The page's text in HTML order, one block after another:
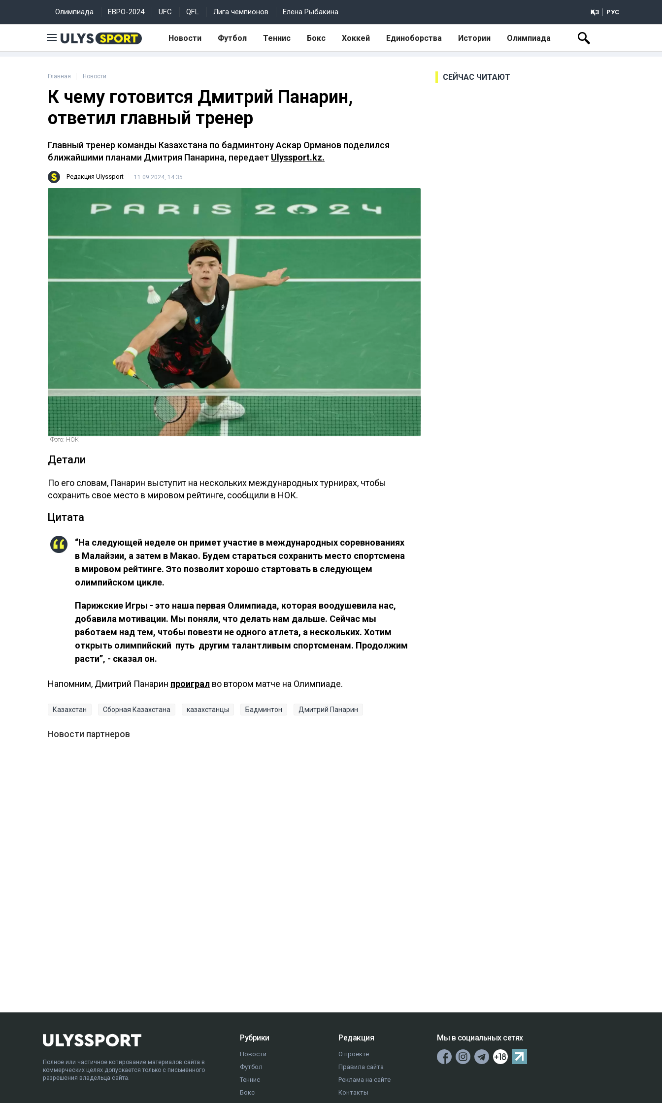
Олимпиада ЕВРО-2024 UFC QFL Лига чемпионов Елена Рыбакина ҚАЗ РУС
Новости Футбол Теннис Бокс Хоккей Единоборства Истории Олимпиада
Главная Новости
К чему готовится Дмитрий Панарин,
ответил главный тренер
Главный тренер команды Казахстана по бадминтону Аскар Орманов поделился
ближайшими планами Дмитрия Панарина, передает Ulyssport.kz.
Редакция Ulyssport 11.09.2024, 14:35
Фото: НОК
Детали
По его словам, Панарин выступит на нескольких международных турнирах, чтобы
сохранить свое место в мировом рейтинге, сообщили в НОК.
Цитата
“На следующей неделе он примет участие в международных соревнованиях
в Малайзии, а затем в Макао. Будем стараться сохранить место спортсмена
в мировом рейтинге. Это позволит хорошо стартовать в следующем
олимпийском цикле.
Парижские Игры - это наша первая Олимпиада, которая воодушевила нас,
добавила мотивации. Мы поняли, что делать нам дальше. Сейчас мы
работаем над тем, чтобы повезти не одного атлета, а нескольких. Хотим
открыть олимпийский путь другим талантливым спортсменам. Продолжим
расти”, - сказал он.
Напомним, Дмитрий Панарин проиграл во втором матче на Олимпиаде.
Казахстан Сборная Казахстана казахстанцы Бадминтон Дмитрий Панарин
Новости партнеров
СЕЙЧАС ЧИТАЮТ
Полное или частичное копирование материалов сайта в
коммерческих целях допускается только с письменного
разрешения владельца сайта.
Рубрики
Новости
Футбол
Теннис
Бокс
Редакция
О проекте
Правила сайта
Реклама на сайте
Контакты
Мы в социальных сетях